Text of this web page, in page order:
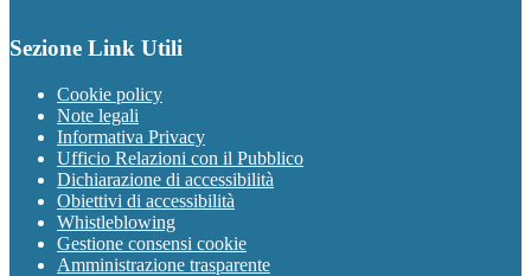
Sezione Link Utili
Cookie policy
Note legali
Informativa Privacy
Ufficio Relazioni con il Pubblico
Dichiarazione di accessibilità
Obiettivi di accessibilità
Whistleblowing
Gestione consensi cookie
Amministrazione trasparente